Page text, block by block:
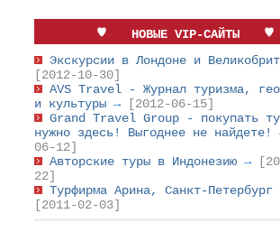
НОВЫЕ VIP-САЙТЫ
Экскурсии в Лондоне и
[2012-10-30]
AVS Travel - Журнал туризма,
и культуры →
[2012-06-15]
Grand Travel Group - покупать
нужно здесь! Выгоднее не найдете!
06-12]
Авторские туры в Индонезию →
22]
Турфирма Арина, Санкт-Петербург
[2011-02-03]